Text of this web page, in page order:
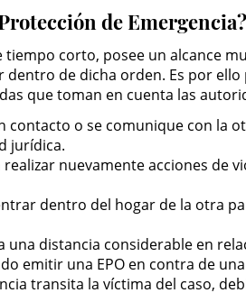
de Emergencia?
corto, posee un alcance
de dicha orden. Es por
que toman en cuenta las
contacto o se comunique con la
jurídica.
realizar nuevamente acciones
dentro del hogar de la otra
una distancia considerable en
emitir una EPO en contra de
transita la víctima del caso,